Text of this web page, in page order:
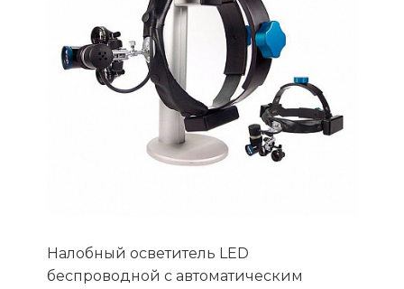
Налобный осветитель LED
беспроводной c автоматическим